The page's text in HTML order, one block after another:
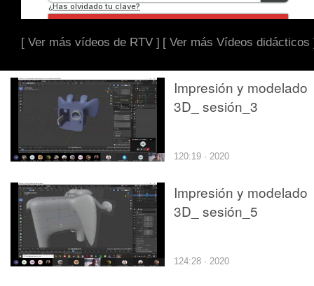
[ Ver más vídeos de RTV ] [ Ver más Vídeos didácticos
Impresión y modelado
3D_ sesión_3
120:19 · 2020
Impresión y modelado
3D_ sesión_5
124:28 · 2020